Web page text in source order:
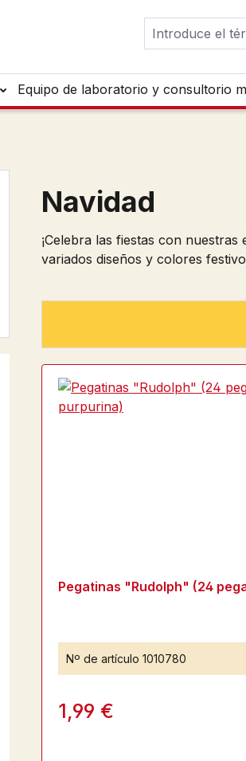
Equipo de laboratorio y consultorio
Navidad
¡Celebra las fiestas con
variados diseños y colores
Pegatinas "Rudolph" (24
Nº de artículo 1010780
1,99 €